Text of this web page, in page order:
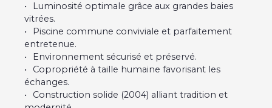
Luminosité optimale grâce aux grandes baies
vitrées.
Piscine commune conviviale et parfaitement
entretenue.
Environnement sécurisé et préservé.
Copropriété à taille humaine favorisant les
échanges.
Construction solide (2004) alliant tradition et